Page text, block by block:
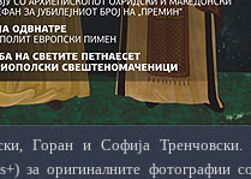
Горан и Софија
+) за оригиналните фотографии